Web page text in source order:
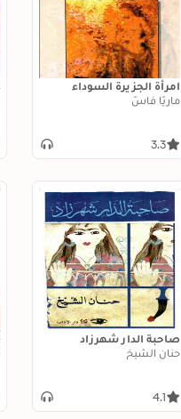
امرأة الجزيرة السوداء
ماريّا فاسّ
3.3
صاحبة الدار شهرزاد
حنان الشيخ
4.1